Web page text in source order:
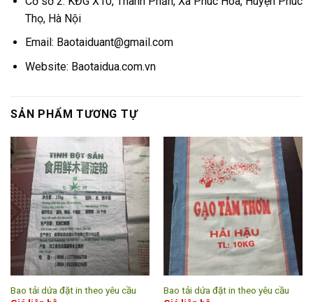
Thọ, Hà Nội
Email: Baotaiduant@gmail.com
Website: Baotaidua.com.vn
SẢN PHẨM TƯƠNG TỰ
Bao tải dứa đặt in theo yêu cầu
Bao tải dứa đặt in theo yêu cầu